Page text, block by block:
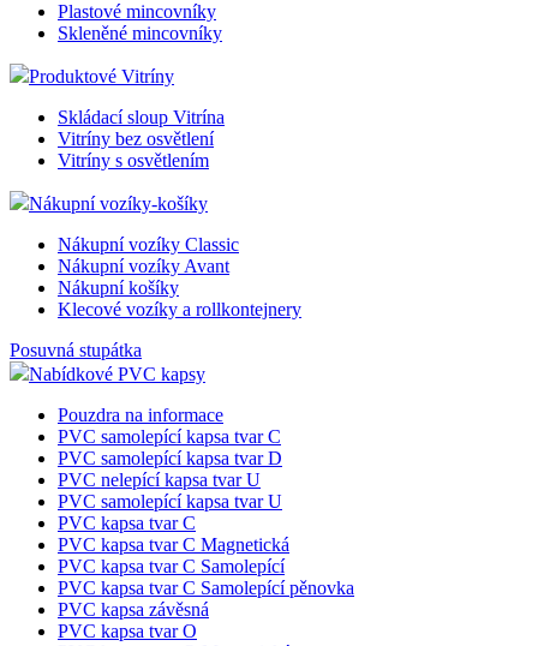
Plastové mincovníky
Skleněné mincovníky
Produktové Vitríny
Skládací sloup Vitrína
Vitríny bez osvětlení
Vitríny s osvětlením
Nákupní vozíky-košíky
Nákupní vozíky Classic
Nákupní vozíky Avant
Nákupní košíky
Klecové vozíky a rollkontejnery
Posuvná stupátka
Nabídkové PVC kapsy
Pouzdra na informace
PVC samolepící kapsa tvar C
PVC samolepící kapsa tvar D
PVC nelepící kapsa tvar U
PVC samolepící kapsa tvar U
PVC kapsa tvar C
PVC kapsa tvar C Magnetická
PVC kapsa tvar C Samolepící
PVC kapsa tvar C Samolepící pěnovka
PVC kapsa závěsná
PVC kapsa tvar O